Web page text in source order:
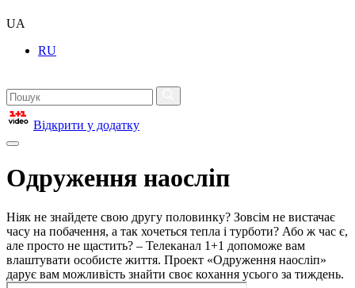
UA
RU
Відкрити у додатку
Одруження наосліп
Ніяк не знайдете свою другу половинку? Зовсім не вистачає
часу на побачення, а так хочеться тепла і турботи? Або ж час є,
але просто не щастить? – Телеканал 1+1 допоможе вам
влаштувати особисте життя. Проект «Одруження наосліп»
дарує вам можливість знайти своє кохання усього за тиждень.